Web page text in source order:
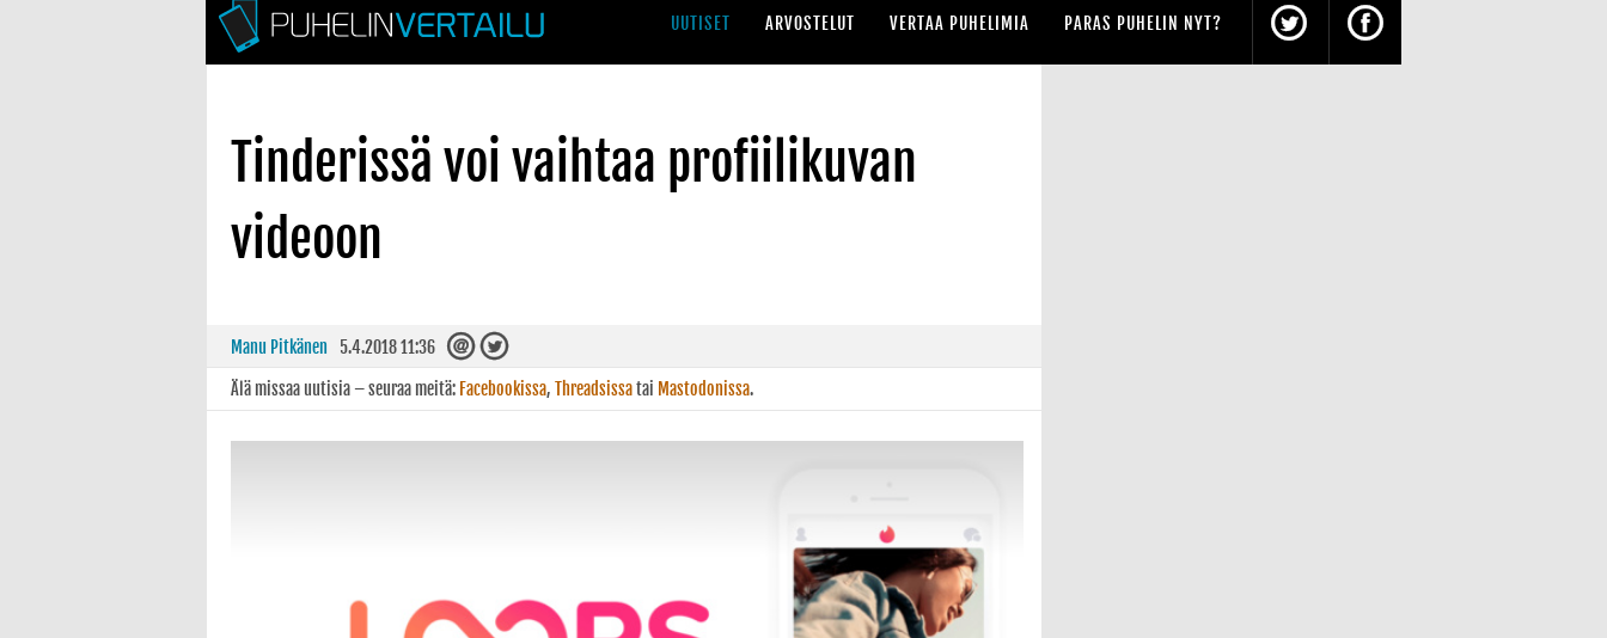
UUTISET ARVOSTELUT VERTAA PUHELIMIA PARAS PUHELIN NYT?
Tinderissä voi vaihtaa profiilikuvan
videoon
Manu Pitkänen 5.4.2018 11:36
Älä missaa uutisia – seuraa meitä: Facebookissa, Threadsissatai Mastodonissa.